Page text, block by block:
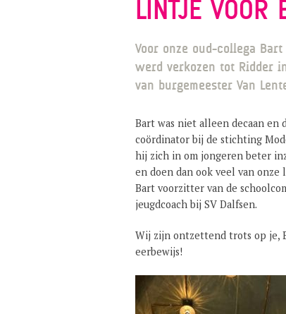
LINTJE VOOR
Voor onze oud-collega
werd verkozen tot Ridder
van burgemeester Van
Bart was niet alleen decaan en
coördinator bij de stichting
hij zich in om jongeren beter
en doen dan ook veel van onze
Bart voorzitter van de
jeugdcoach bij SV Dalfsen.
Wij zijn ontzettend trots op je,
eerbewijs!